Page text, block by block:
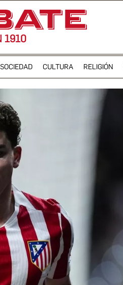
1910
SOCIEDAD CULTURA RELIGIÓN